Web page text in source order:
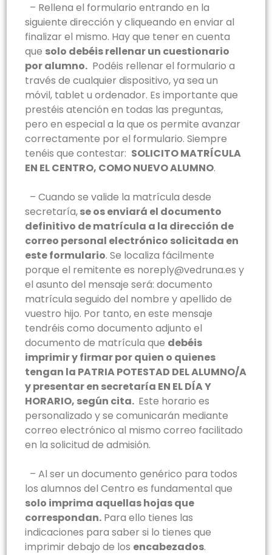
– Rellena el formulario entrando en la
siguiente dirección y cliqueando en enviar al
finalizar el mismo. Hay que tener en cuenta
que solo debéis rellenar un cuestionario
por alumno. Podéis rellenar el formulario a
través de cualquier dispositivo, ya sea un
móvil, tablet u ordenador. Es importante que
prestéis atención en todas las preguntas,
pero en especial a la que os permite avanzar
correctamente por el formulario. Siempre
tenéis que contestar: SOLICITO MATRÍCULA
EN EL CENTRO, COMO NUEVO ALUMNO.
– Cuando se valide la matrícula desde
secretaría,se os enviará el documento
definitivo de matrícula a la dirección de
correo personal electrónico solicitada en
este formulario. Se localiza fácilmente
porque el remitente es noreply@vedruna.es y
el asunto del mensaje será: documento
matrícula seguido del nombre y apellido de
vuestro hijo. Por tanto, en este mensaje
tendréis como documento adjunto el
documento de matrícula que debéis
imprimir y firmar por quien o quienes
tengan la PATRIA POTESTAD DEL ALUMNO/A
y presentar en secretaría EN EL DÍA Y
HORARIO, según cita. Este horario es
personalizado y se comunicarán mediante
correo electrónico al mismo correo facilitado
en la solicitud de admisión.
– Al ser un documento genérico para todos
los alumnos del Centro es fundamental que
solo imprima aquellas hojas que
correspondan. Para ello tienes las
indicaciones para saber si lo tienes que
imprimir debajo de los encabezados.